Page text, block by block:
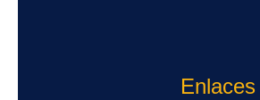
Enlaces